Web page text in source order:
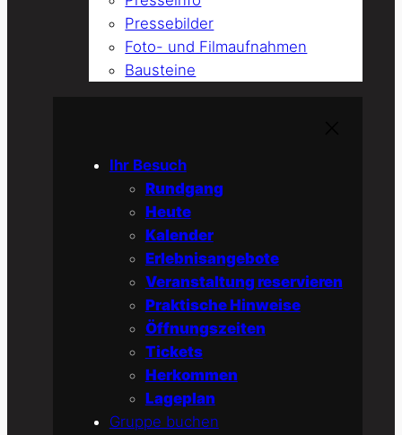
Pressebilder
Foto- und Filmaufnahmen
Bausteine
Ihr Besuch
Rundgang
Heute
Kalender
Erlebnisangebote
Veranstaltung reservieren
Praktische Hinweise
Öffnungszeiten
Tickets
Herkommen
Lageplan
Gruppe buchen